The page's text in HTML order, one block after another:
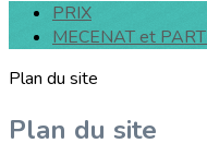
PRIX
MECENAT et
Plan du site
Plan du site